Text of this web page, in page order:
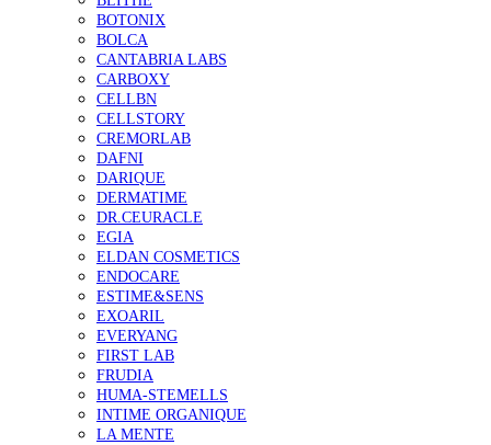
BOTONIX
BOLCA
CANTABRIA LABS
CARBOXY
CELLBN
CELLSTORY
CREMORLAB
DAFNI
DARIQUE
DERMATIME
DR.CEURACLE
EGIA
ELDAN COSMETICS
ENDOCARE
ESTIME&SENS
EXOARIL
EVERYANG
FIRST LAB
FRUDIA
HUMA-STEMELLS
INTIME ORGANIQUE
LA MENTE